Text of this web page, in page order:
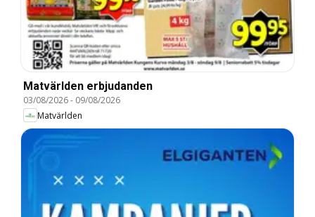
Matvärlden erbjudanden
03/08/2026- 09/08/2026
Matvärlden